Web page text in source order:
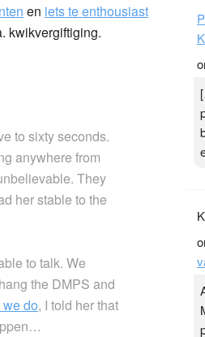
en iets te enthousiast
kwikvergiftiging.
to sixty seconds.
anywhere from
They
her stable to the
to talk. We
the DMPS and
do, I told her that